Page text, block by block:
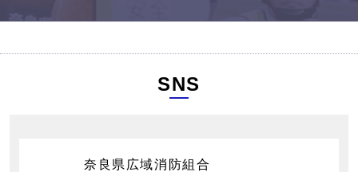
SNS
奈良県広域消防組合